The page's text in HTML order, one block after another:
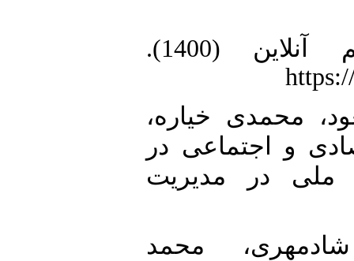
8. شقاقی شهری (1400). نسیم آنلاین (1400).
محمدی خیاره،
‌و ‌اجتماعی در
ملی در مدیریت
محمد